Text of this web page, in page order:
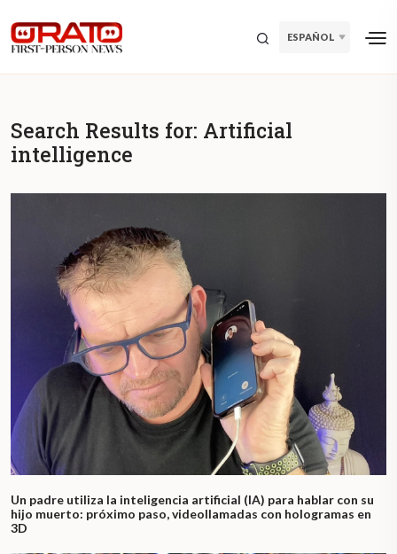
ESPAÑOL
Search Results for: Artificial
intelligence
Un padre utiliza la inteligencia artificial (IA) para hablar con su
hijo muerto: próximo paso, videollamadas con hologramas en
3D